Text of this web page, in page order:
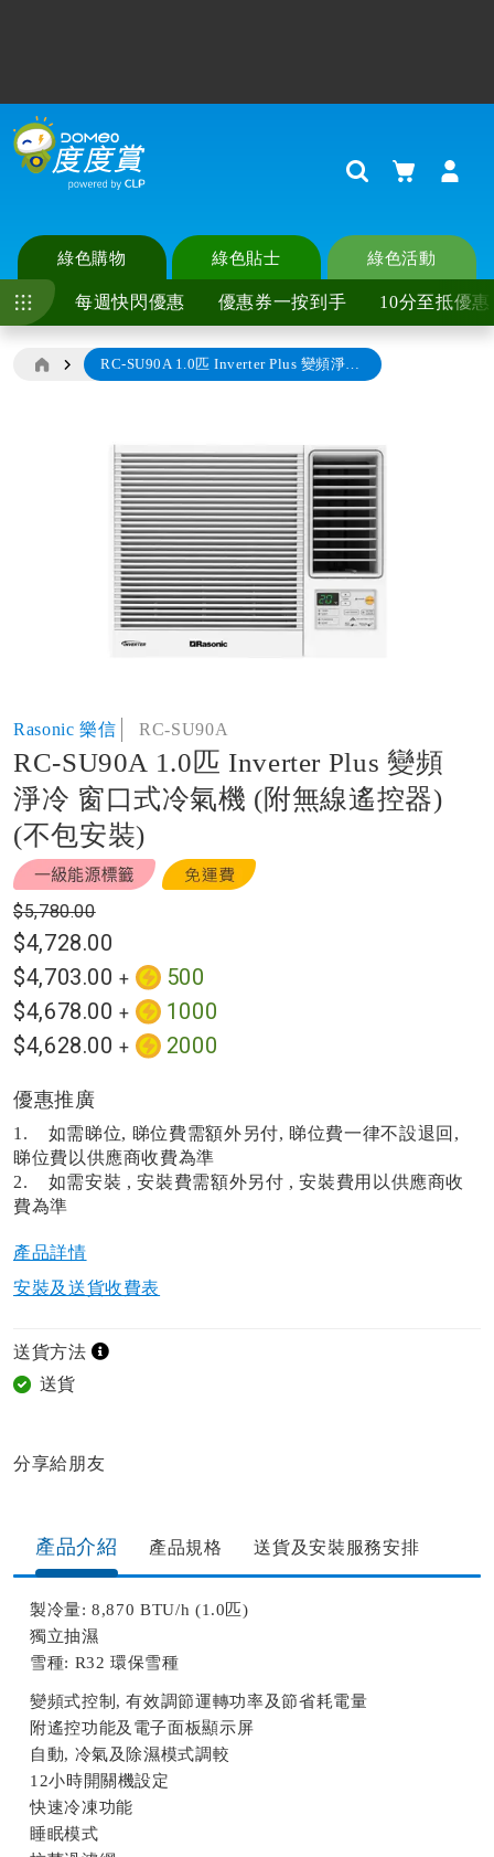
Search購物車
綠色購物
每週快閃優惠 優惠券一按到手 10分至抵優惠
綠色貼士 綠色活動
RC-SU90A 1.0匹 Inverter Plus 變頻淨冷 窗口式冷氣機 (附無線遙控器) (不包安裝)
to
the
beginning
of
the
images
gallery
Rasonic 樂信 RC-SU90A
RC-SU90A 1.0匹 Inverter Plus 變頻
淨冷 窗口式冷氣機 (附無線遙控器)
(不包安裝)
$4,728.00
$4,703.00 +
500
$4,678.00 +
1000
$4,628.00 + 2000
$5,780.00
優惠推廣
1. 如需睇位, 睇位費需額外另付, 睇位費一律不設退回,
睇位費以供應商收費為準
2. 如需安裝 , 安裝費需額外另付 , 安裝費用以供應商收
費為準
產品詳情​
安裝及送貨收費表
送貨方法
送貨
分享給朋友​
產品介紹 產品規格​ 送貨及安裝服務安排​
製冷量: 8,870 BTU/h (1.0匹)
獨立抽濕
雪種: R32 環保雪種
變頻式控制, 有效調節運轉功率及節省耗電量
附遙控功能及電子面板顯示屏
自動, 冷氣及除濕模式調較
12小時開關機設定
快速冷凍功能
睡眠模式